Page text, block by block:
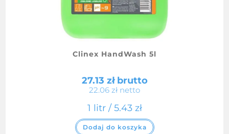
Clinex HandWash 5l
27.13 złbrutto
22.06 zł netto
1 litr / 5.43 zł
Dodaj do koszyka